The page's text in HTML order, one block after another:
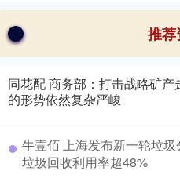
推
同花配 商务部：打击战略矿产
的形势依然复杂严峻
牛壹佰 上海发布新一轮垃
垃圾回收利用率超48%